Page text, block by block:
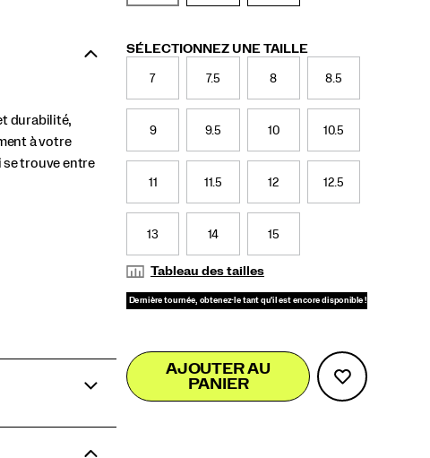
Variations
SÉLECTIONNEZ UNE TAILLE
7 7.5 8 8.5
9 9.5 10 10.5
11 11.5 12 12.5
13 14 15
Tableau des tailles
Product
Actions
Add
to
cart
false
AJOUTER AU
PANIER
durabilité,
à votre
se trouve entre